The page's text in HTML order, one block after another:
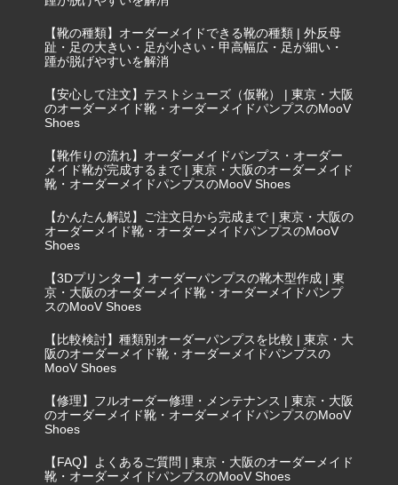
【靴の種類】オーダーメイドできる靴の種類 | 外反母
趾・足の大きい・足が小さい・甲高幅広・足が細い・
踵が脱げやすいを解消
【安心して注文】テストシューズ（仮靴） | 東京・大阪
のオーダーメイド靴・オーダーメイドパンプスのMooV
Shoes
【靴作りの流れ】オーダーメイドパンプス・オーダー
メイド靴が完成するまで | 東京・大阪のオーダーメイド
靴・オーダーメイドパンプスのMooV Shoes
【かんたん解説】ご注文日から完成まで | 東京・大阪の
オーダーメイド靴・オーダーメイドパンプスのMooV
Shoes
【3Dプリンター】オーダーパンプスの靴木型作成 | 東
京・大阪のオーダーメイド靴・オーダーメイドパンプ
スのMooV Shoes
【比較検討】種類別オーダーパンプスを比較 | 東京・大
阪のオーダーメイド靴・オーダーメイドパンプスの
MooV Shoes
【修理】フルオーダー修理・メンテナンス | 東京・大阪
のオーダーメイド靴・オーダーメイドパンプスのMooV
Shoes
【FAQ】よくあるご質問 | 東京・大阪のオーダーメイド
靴・オーダーメイドパンプスのMooV Shoes